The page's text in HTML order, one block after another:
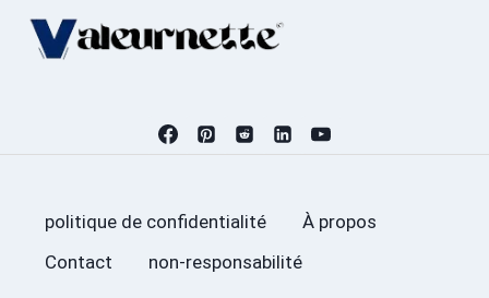
politique de confidentialité
À propos
Contact
non-responsabilité